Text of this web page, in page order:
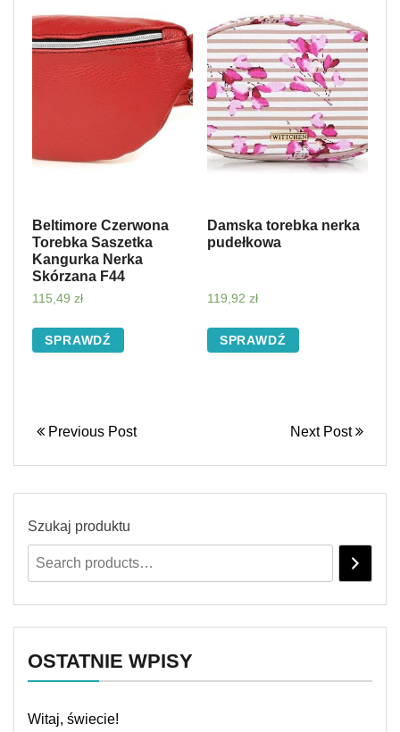
Beltimore Czerwona
Torebka Saszetka
Kangurka Nerka
Skórzana F44
115,49 zł
SPRAWDŹ
Damska torebka nerka
pudełkowa
119,92 zł
SPRAWDŹ
Previous Post Next Post
Szukaj produktu
OSTATNIE WPISY
Witaj, świecie!